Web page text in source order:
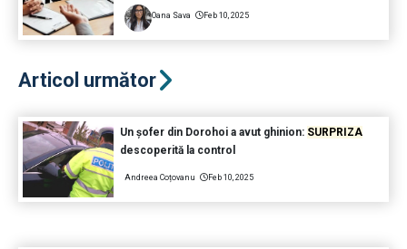
Oana Sava Feb 10, 2025
Articol următor
Un șofer din Dorohoi a avut ghinion: SURPRIZA
descoperită la control
Andreea Coțovanu Feb 10, 2025